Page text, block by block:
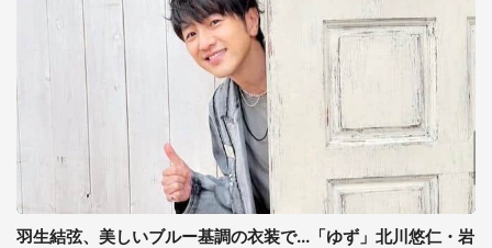
羽生結弦、美しいブルー基調の衣装で...「ゆず」北川悠仁・岩